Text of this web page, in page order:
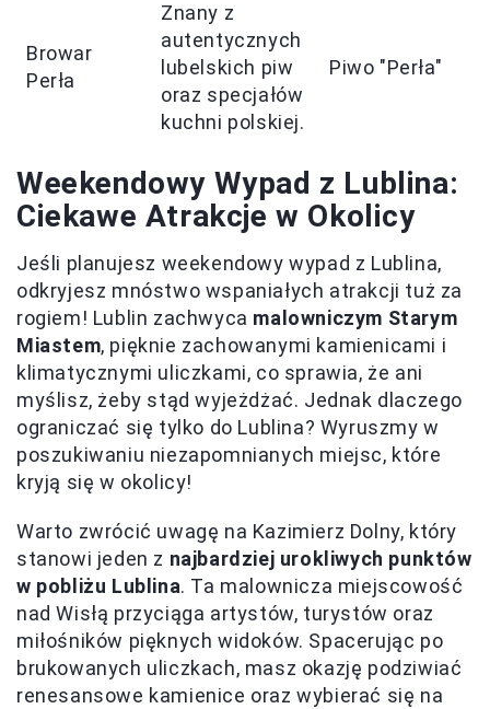
Browar
Perła
Znany z
autentycznych
lubelskich piw
oraz specjałów
kuchni polskiej.
Piwo "Perła"
Weekendowy Wypad z Lublina:
Ciekawe Atrakcje w Okolicy
Jeśli planujesz weekendowy wypad z Lublina,
odkryjesz mnóstwo wspaniałych atrakcji tuż za
rogiem! Lublin zachwyca malowniczym Starym
Miastem, pięknie zachowanymi kamienicami i
klimatycznymi uliczkami, co sprawia, że ani
myślisz, żeby stąd wyjeżdżać. Jednak dlaczego
ograniczać się tylko do Lublina? Wyruszmy w
poszukiwaniu niezapomnianych miejsc, które
kryją się w okolicy!
Warto zwrócić uwagę na Kazimierz Dolny, który
stanowi jeden z najbardziej urokliwych punktów
w pobliżu Lublina. Ta malownicza miejscowość
nad Wisłą przyciąga artystów, turystów oraz
miłośników pięknych widoków. Spacerując po
brukowanych uliczkach, masz okazję podziwiać
renesansowe kamienice oraz wybierać się na